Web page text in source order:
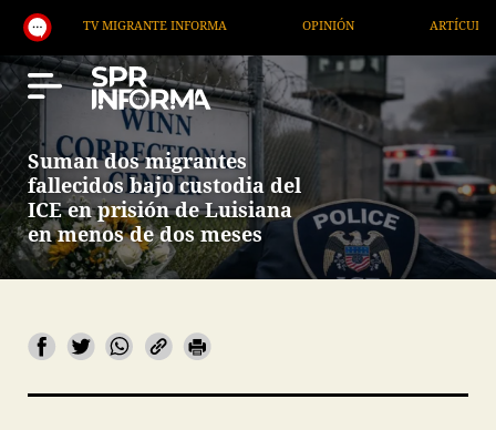
TV MIGRANTE INFORMA
Suman dos migrantes
fallecidos bajo custodia del
ICE en prisión de Luisiana
en menos de dos meses